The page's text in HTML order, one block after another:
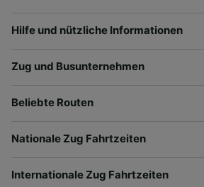
Hilfe und nützliche Informationen
Zug und Busunternehmen
Beliebte Routen
Nationale Zug Fahrtzeiten
Internationale Zug Fahrtzeiten